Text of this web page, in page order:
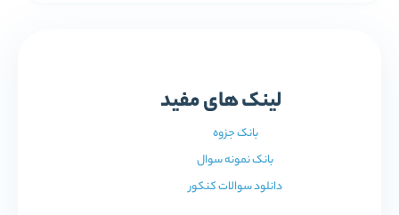
لینک های مفید
بانک جزوه
بانک نمونه سوال
دانلود سوالات کنکور